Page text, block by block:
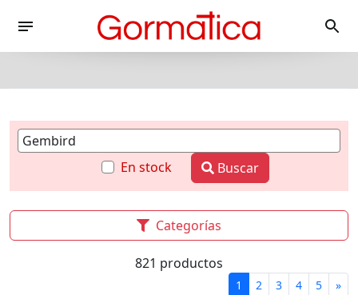
En stock Buscar
Categorías
821 productos
1 2 3 4 5 »